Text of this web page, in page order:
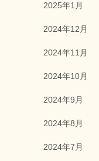
2025年1月
2024年12月
2024年11月
2024年10月
2024年9月
2024年8月
2024年7月